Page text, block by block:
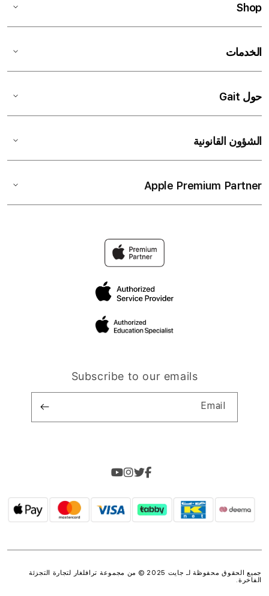
Shop
الخدمات
حول Gait
الشؤون القانونية
Apple Premium Partner
Subscribe to our emails
Email
جميع الحقوق محفوظة لـ جايت 2025 © من مجموعة
ترافلغار لتجارة التجزئة
الفاخرة.